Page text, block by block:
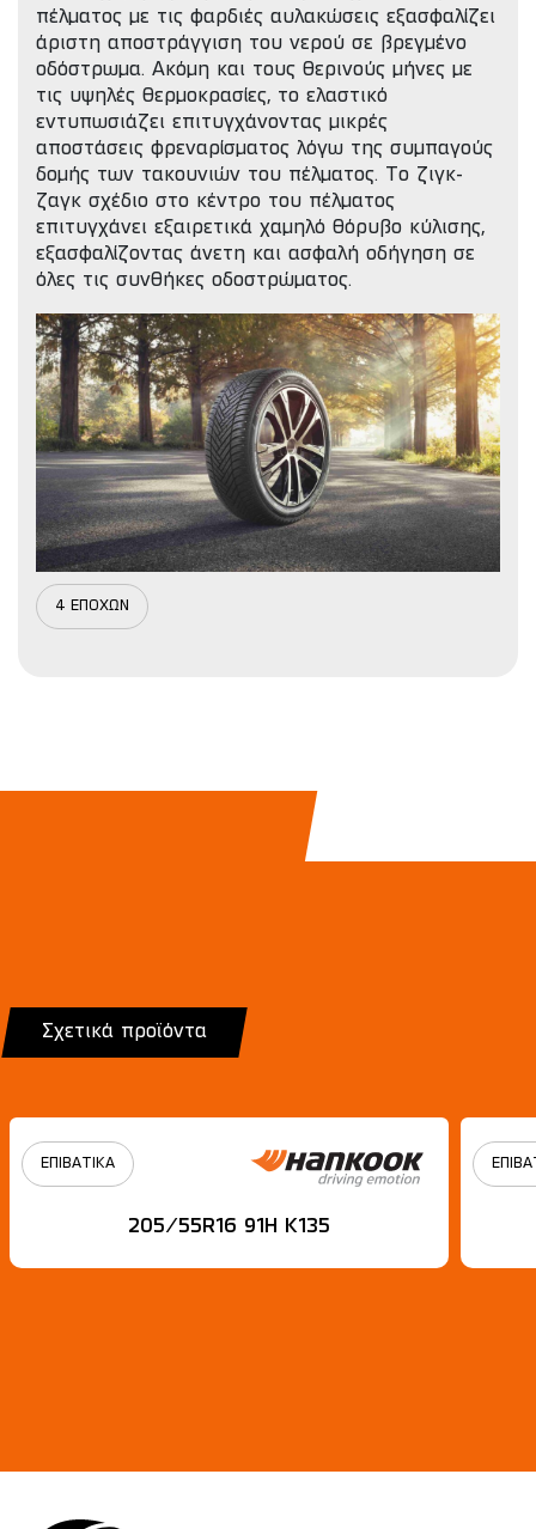
πέλματος με τις φαρδιές αυλακώσεις εξασφαλίζει
άριστη αποστράγγιση του νερού σε βρεγμένο
οδόστρωμα. Ακόμη και τους θερινούς μήνες με
τις υψηλές θερμοκρασίες, το ελαστικό
εντυπωσιάζει επιτυγχάνοντας μικρές
αποστάσεις φρεναρίσματος λόγω της συμπαγούς
δομής των τακουνιών του πέλματος. Το ζιγκ-
ζαγκ σχέδιο στο κέντρο του πέλματος
επιτυγχάνει εξαιρετικά χαμηλό θόρυβο κύλισης,
εξασφαλίζοντας άνετη και ασφαλή οδήγηση σε
όλες τις συνθήκες οδοστρώματος.
4 ΕΠΟΧΩΝ
Σχετικά προϊόντα
ΕΠΙΒΑΤΙΚΑ
205/55R16 91H Κ135